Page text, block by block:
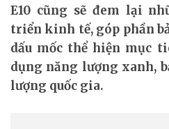
E10 cũng sẽ đem lại
triển kinh tế, góp phần
dấu mốc thể hiện mục
dụng năng lượng xanh,
lượng quốc gia.